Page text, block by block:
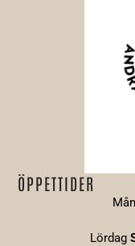
ÖPPETTIDER
Lördag